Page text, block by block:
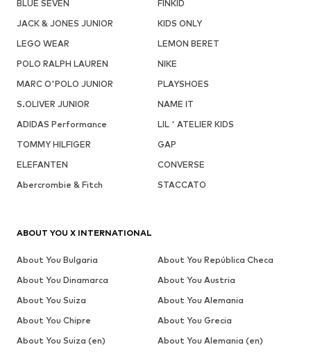
BLUE SEVEN
FINKID
JACK & JONES JUNIOR
KIDS ONLY
LEGO WEAR
LEMON BERET
POLO RALPH LAUREN
NIKE
MARC O'POLO JUNIOR
PLAYSHOES
S.OLIVER JUNIOR
NAME IT
ADIDAS Performance
LIL ' ATELIER KIDS
TOMMY HILFIGER
GAP
ELEFANTEN
CONVERSE
Abercrombie & Fitch
STACCATO
ABOUT YOU X INTERNATIONAL
About You Bulgaria
About You República Checa
About You Dinamarca
About You Austria
About You Suiza
About You Alemania
About You Chipre
About You Grecia
About You Suiza (en)
About You Alemania (en)